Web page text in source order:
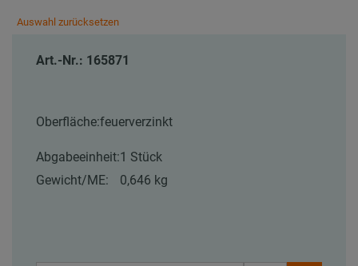
Auswahl zurücksetzen
Art.-Nr.: 165871
Oberfläche:feuerverzinkt
Abgabeeinheit:1 Stück
Gewicht/ME:
0,646 kg